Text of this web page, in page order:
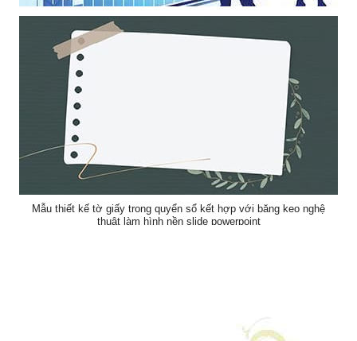
Mẫu thiết kế thể hiện sự hợp tác phát triển làm hình nền powerpoint
Mẫu thiết kế tờ giấy trong quyển sổ kết hợp với băng keo nghệ
thuật làm hình nền slide powerpoint